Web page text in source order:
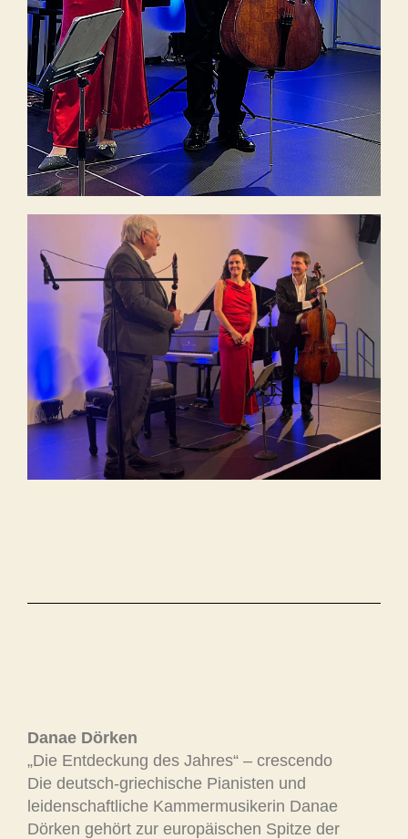
Danae Dörken
„Die Entdeckung des Jahres“ – crescendo
Die deutsch-griechische Pianisten und
leidenschaftliche Kammermusikerin Danae
Dörken gehört zur europäischen Spitze der